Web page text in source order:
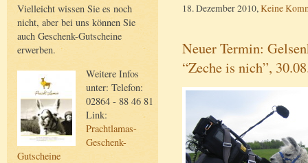
Vielleicht wissen Sie es noch
nicht, aber bei uns können Sie
auch Geschenk-Gutscheine
erwerben.
Weitere Infos
unter: Telefon:
02864 - 88 46 81
Link:
Prachtlamas-
Geschenk-
Gutscheine
18. Dezember 2010,Keine
Neuer Termin:
“Zeche is nich”,